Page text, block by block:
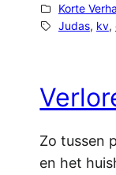
Korte
Judas, kv,
Zo tussen
en het